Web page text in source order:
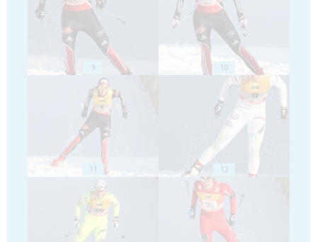
9 10
11 12